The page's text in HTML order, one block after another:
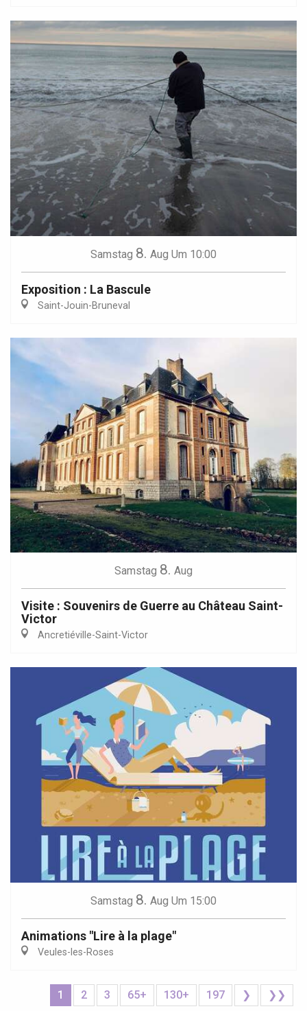
Samstag 8. Aug Um 10:00
Exposition : La Bascule
Saint-Jouin-Bruneval
Samstag 8. Aug
Visite : Souvenirs de Guerre au Château Saint-
Victor
Ancretiéville-Saint-Victor
Samstag 8. Aug Um 15:00
Animations "Lire à la plage"
Veules-les-Roses
1 2 3 65+ 130+ 197 ❯ ❯❯